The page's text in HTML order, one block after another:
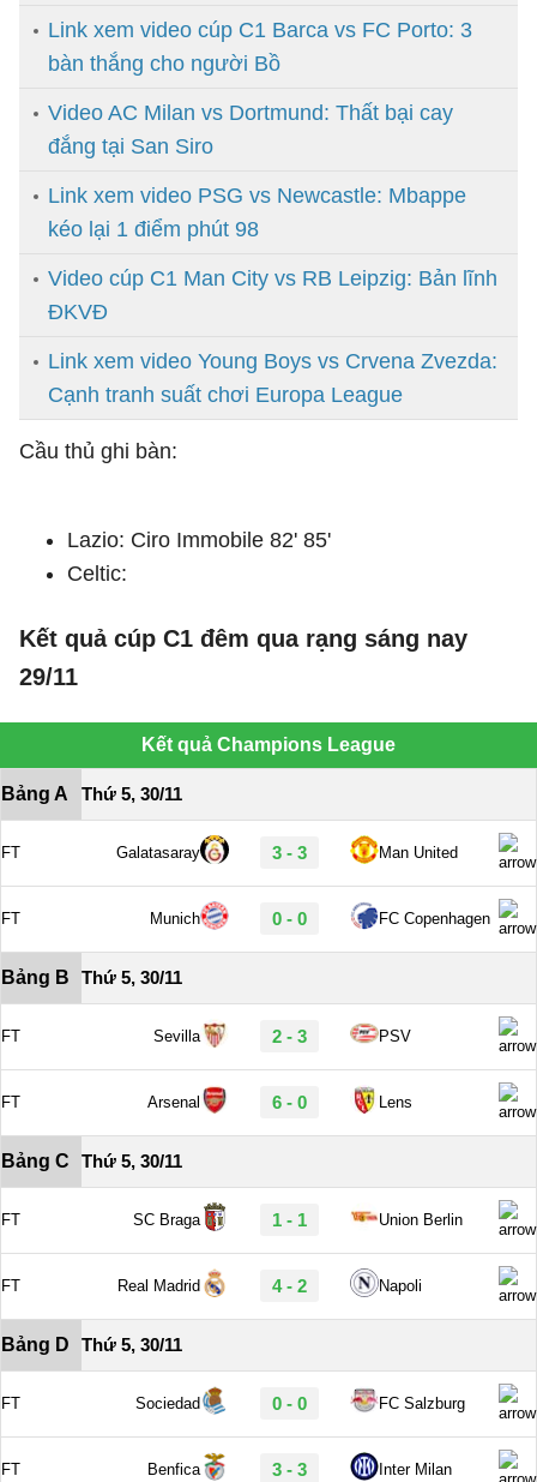
Link xem video cúp C1 Barca vs FC Porto: 3
bàn thắng cho người Bồ
Video AC Milan vs Dortmund: Thất bại cay
đắng tại San Siro
Link xem video PSG vs Newcastle: Mbappe
kéo lại 1 điểm phút 98
Video cúp C1 Man City vs RB Leipzig: Bản lĩnh
ĐKVĐ
Link xem video Young Boys vs Crvena Zvezda:
Cạnh tranh suất chơi Europa League
Cầu thủ ghi bàn:
Lazio: Ciro Immobile 82' 85'
Celtic:
Kết quả cúp C1 đêm qua rạng sáng nay
29/11